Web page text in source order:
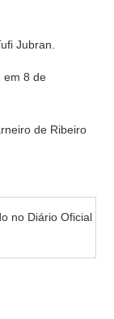
Jubran.
em 8 de
de Ribeiro
no Diário Oficial